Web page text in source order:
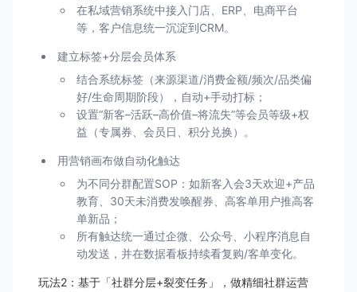
在私域营销系统中接入门店、ERP、电商平台
等，客户信息统一沉淀到CRM。
建立标签+分层会员体系
结合系统标签（来源渠道/消费金额/频次/品类偏
好/生命周期阶段），自动+手动打标；
设置“新客–活跃–高价值–将流失”等会员等级+权
益（专属券、会员日、积分兑换）。
用营销画布做自动化触达
为不同分群配置SOP：如新客入会3天欢迎+产品
教育、30天未消费发唤醒券、高客单用户推高客
单新品；
所有触达统一通过企微、公众号、小程序消息自
动发送，并在数据看板持续看复购/客单变化。
玩法2：基于「社群分层+裂变任务」，做精细社群运营